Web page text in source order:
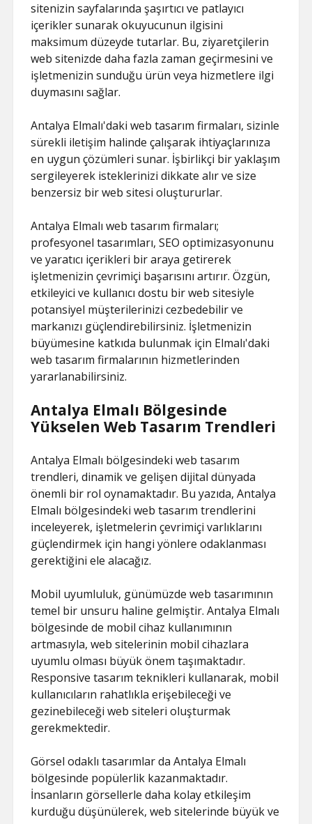
sitenizin sayfalarında şaşırtıcı ve patlayıcı
içerikler sunarak okuyucunun ilgisini
maksimum düzeyde tutarlar. Bu, ziyaretçilerin
web sitenizde daha fazla zaman geçirmesini ve
işletmenizin sunduğu ürün veya hizmetlere ilgi
duymasını sağlar.
Antalya Elmalı'daki web tasarım firmaları, sizinle
sürekli iletişim halinde çalışarak ihtiyaçlarınıza
en uygun çözümleri sunar. İşbirlikçi bir yaklaşım
sergileyerek isteklerinizi dikkate alır ve size
benzersiz bir web sitesi oluştururlar.
Antalya Elmalı web tasarım firmaları;
profesyonel tasarımları, SEO optimizasyonunu
ve yaratıcı içerikleri bir araya getirerek
işletmenizin çevrimiçi başarısını artırır. Özgün,
etkileyici ve kullanıcı dostu bir web sitesiyle
potansiyel müşterilerinizi cezbedebilir ve
markanızı güçlendirebilirsiniz. İşletmenizin
büyümesine katkıda bulunmak için Elmalı'daki
web tasarım firmalarının hizmetlerinden
yararlanabilirsiniz.
Antalya Elmalı Bölgesinde
Yükselen Web Tasarım Trendleri
Antalya Elmalı bölgesindeki web tasarım
trendleri, dinamik ve gelişen dijital dünyada
önemli bir rol oynamaktadır. Bu yazıda, Antalya
Elmalı bölgesindeki web tasarım trendlerini
inceleyerek, işletmelerin çevrimiçi varlıklarını
güçlendirmek için hangi yönlere odaklanması
gerektiğini ele alacağız.
Mobil uyumluluk, günümüzde web tasarımının
temel bir unsuru haline gelmiştir. Antalya Elmalı
bölgesinde de mobil cihaz kullanımının
artmasıyla, web sitelerinin mobil cihazlara
uyumlu olması büyük önem taşımaktadır.
Responsive tasarım teknikleri kullanarak, mobil
kullanıcıların rahatlıkla erişebileceği ve
gezinebileceği web siteleri oluşturmak
gerekmektedir.
Görsel odaklı tasarımlar da Antalya Elmalı
bölgesinde popülerlik kazanmaktadır.
İnsanların görsellerle daha kolay etkileşim
kurduğu düşünülerek, web sitelerinde büyük ve